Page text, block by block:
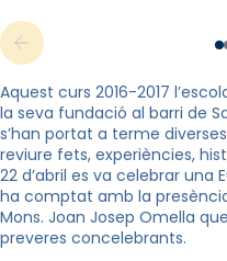
Aquest curs 2016-2017
la seva fundació al barri de
s’han portat a terme
reviure fets, experiències,
22 d’abril es va celebrar una
ha comptat amb la
Mons. Joan Josep Omella
preveres concelebrants.